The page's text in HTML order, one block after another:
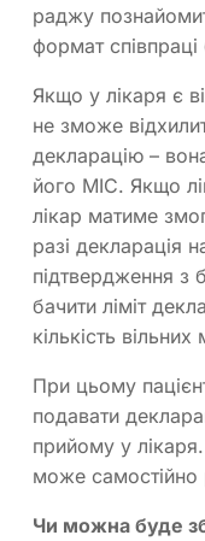
раджу
формат
Якщо у лікаря є
не зможе
декларацію –
його МІС. Якщо
лікар матиме
разі декларація
підтвердження з
бачити ліміт
кількість вільних
При цьому
подавати
прийому у
може самостійно
Чи можна буде